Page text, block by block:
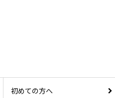
初めての方へ